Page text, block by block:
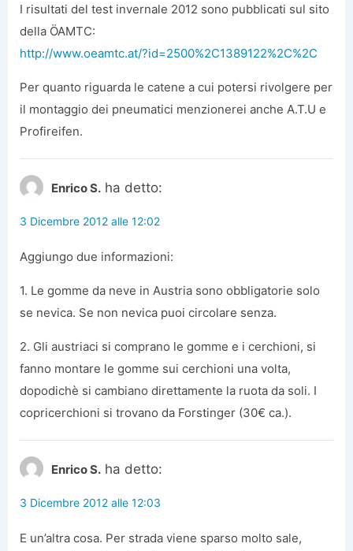
I risultati del test invernale 2012 sono pubblicati sul sito
della ÖAMTC:
http://www.oeamtc.at/?id=2500%2C1389122%2C%2C
Per quanto riguarda le catene a cui potersi rivolgere per
il montaggio dei pneumatici menzionerei anche A.T.U e
Profireifen.
Enrico S. ha detto:
3 Dicembre 2012 alle 12:02
Aggiungo due informazioni:
1. Le gomme da neve in Austria sono obbligatorie solo
se nevica. Se non nevica puoi circolare senza.
2. Gli austriaci si comprano le gomme e i cerchioni, si
fanno montare le gomme sui cerchioni una volta,
dopodichè si cambiano direttamente la ruota da soli. I
copricerchioni si trovano da Forstinger (30€ ca.).
Enrico S. ha detto:
3 Dicembre 2012 alle 12:03
E un’altra cosa. Per strada viene sparso molto sale,